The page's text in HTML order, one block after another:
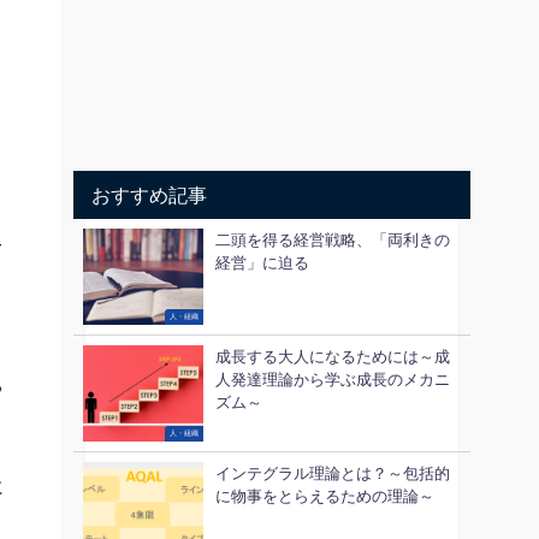
おすすめ記事
人・組織
二頭を得る経営戦略、「両利きの
経営」に迫る
人・組織
成長する大人になるためには～成
人発達理論から学ぶ成長のメカニ
ズム～
インテグラル理論とは？～包括的
に物事をとらえるための理論～